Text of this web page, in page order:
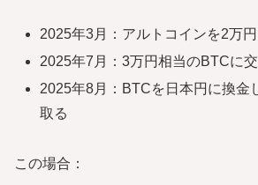
2025年3月：アルトコインを2万
2025年7月：3万円相当のBTCに
2025年8月：BTCを日本円に換金
取る
この場合：